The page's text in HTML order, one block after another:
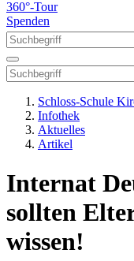
360°-Tour
Spenden
Schloss-Schule
Infothek
Aktuelles
Artikel
Internat
sollten
wissen!